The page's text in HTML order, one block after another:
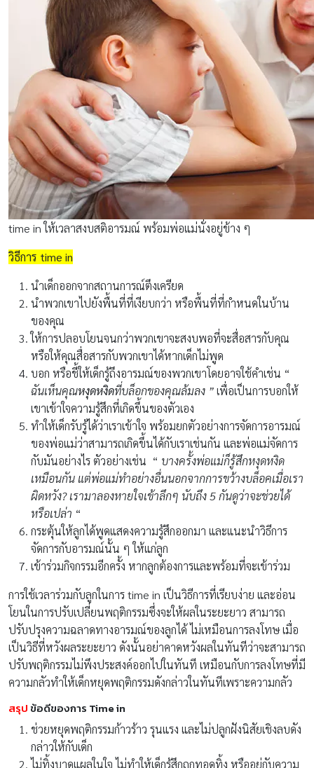
time in ให้เวลาสงบสติอารมณ์ พร้อมพ่อแม่นั่งอยู่ข้าง ๆ
วิธีการ time in
นำเด็กออกจากสถานการณ์ตึงเครียด
นำพวกเขาไปยังพื้นที่ที่เงียบกว่า หรือพื้นที่ที่กำหนดในบ้าน
ของคุณ
ให้การปลอบโยนจนกว่าพวกเขาจะสงบพอที่จะสื่อสารกับคุณ
หรือให้คุณสื่อสารกับพวกเขาได้หากเด็กไม่พูด
บอก หรือชี้ให้เด็กรู้ถึงอารมณ์ของพวกเขาโดยอาจใช้คำเช่น “
ฉันเห็นคุณหงุดหงิดที่บล็อกของคุณล้มลง ”เพื่อเป็นการบอกให้
เขาเข้าใจความรู้สึกที่เกิดขึ้นของตัวเอง
ทำให้เด็กรับรู้ได้ว่าเราเข้าใจ พร้อมยกตัวอย่างการจัดการอารมณ์
ของพ่อแม่ว่าสามารถเกิดขึ้นได้กับเราเช่นกัน และพ่อแม่จัดการ
กับมันอย่างไร ตัวอย่างเช่น “ บางครั้งพ่อแม่ก็รู้สึกหงุดหงิด
เหมือนกัน แต่พ่อแม่ทำอย่างอื่นนอกจากการขว้างบล็อคเมื่อเรา
ผิดหวัง? เรามาลองหายใจเข้าลึกๆ นับถึง 5 กันดูว่าจะช่วยได้
หรือเปล่า “
กระตุ้นให้ลูกได้พูดแสดงความรู้สึกออกมา และแนะนำวิธีการ
จัดการกับอารมณ์นั้น ๆ ให้แก่ลูก
เข้าร่วมกิจกรรมอีกครั้ง หากลูกต้องการและพร้อมที่จะเข้าร่วม
การใช้เวลาร่วมกับลูกในการ time in เป็นวิธีการที่เรียบง่าย และอ่อน
โยนในการปรับเปลี่ยนพฤติกรรมซึ่งจะให้ผลในระยะยาว สามารถ
ปรับปรุงความฉลาดทางอารมณ์ของลูกได้ ไม่เหมือนการลงโทษ เมื่อ
เป็นวิธีที่หวังผลระยะยาว ดังนั้นอย่าคาดหวังผลในทันทีว่าจะสามารถ
ปรับพฤติกรรมไม่พึงประสงค์ออกไปในทันที เหมือนกับการลงโทษที่มี
ความกลัวทำให้เด็กหยุดพฤติกรรมดังกล่าวในทันทีเพราะความกลัว
สรุป ข้อดีของการ Time in
ช่วยหยุดพฤติกรรมก้าวร้าว รุนแรง และไม่ปลูกฝังนิสัยเชิงลบดัง
กล่าวให้กับเด็ก
ไม่ทิ้งบาดแผลในใจ ไม่ทำให้เด็กรู้สึกถูกทอดทิ้ง หรืออยู่กับความ